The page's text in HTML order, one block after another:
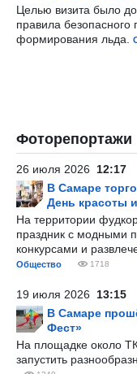
Целью визита было
правила
формирования льда.
Фоторепортажи
26 июля 2026 12:17
В Самаре
День красоты
На территории
праздник с модными
конкурсами и
Общество 1718
19 июля 2026 13:15
В Самаре
Фест»
На площадке около
запустить